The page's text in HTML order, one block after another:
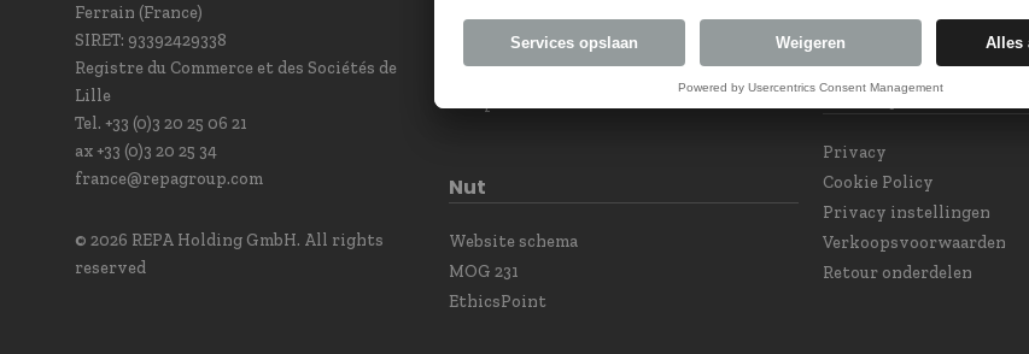
Ferrain (France)
SIRET: 93392429338
Registre du Commerce et des Sociétés de
Lille
Tel. +33 (0)3 20 25 06 21
ax +33 (0)3 20 25 34
france@repagroup.com
© 2026 REPA Holding GmbH. All rights
reserved
Newsletter Subscription
Our sales team at your service
Nut
Website schema
MOG 231
EthicsPoint
Privacy
Privacy
Cookie Policy
Privacy instellingen
Verkoopsvoorwaarden
Retour onderdelen